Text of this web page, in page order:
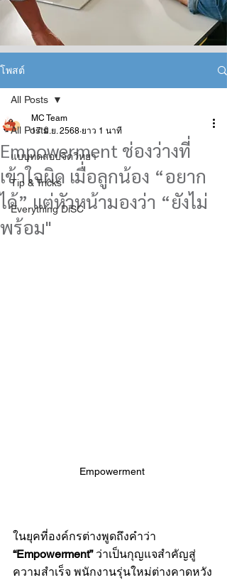
โพสต์
All Posts
แบบทดสอบจิตวิทยา
Tip & Tricks
Everything DiSC
All Posts
Empowerment ช่องว่างที่
เข้าใจผิด เมื่อลูกน้อง “อยาก
ได้” แต่หัวหน้ามองว่า “ยังไม่
พร้อม"
MC Team
17 มิ.ย. 2568 ยาว 1 นาที
Empowerment
ในยุคที่องค์กรต่างพูดถึงคำว่า
“Empowerment” ว่าเป็นกุญแจสำคัญสู่
ความสำเร็จ พนักงานรุ่นใหม่ต่างคาดหวัง